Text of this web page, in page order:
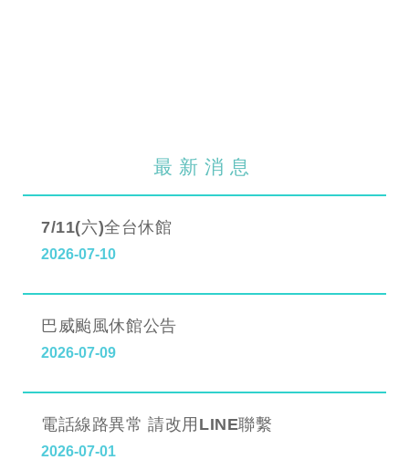
最新消息
7/11(六)全台休館
2026-07-10
巴威颱風休館公告
2026-07-09
電話線路異常 請改用LINE聯繫
2026-07-01